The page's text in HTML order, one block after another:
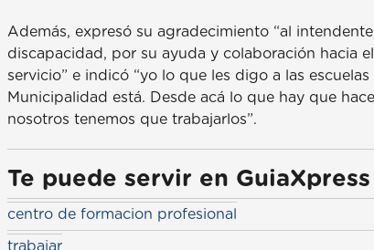
Además, expresó su agradecimiento “al
discapacidad, por su ayuda y colaboración hacia
servicio” e indicó “yo lo que les digo a las
Municipalidad está. Desde acá lo que hay que
nosotros tenemos que trabajarlos”.
Te puede servir en GuiaXpress
centro de formacion profesional
trabajar